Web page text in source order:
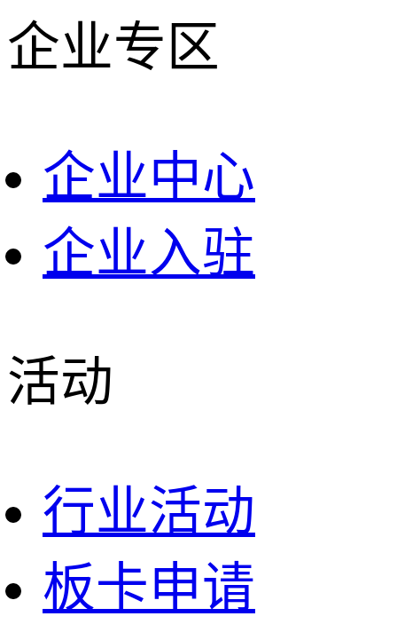
企业专区
企业中心
企业入驻
活动
行业活动
板卡申请